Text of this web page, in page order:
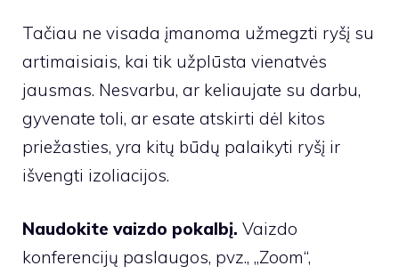
Tačiau ne visada įmanoma užmegzti ryšį su
artimaisiais, kai tik užplūsta vienatvės
jausmas. Nesvarbu, ar keliaujate su darbu,
gyvenate toli, ar esate atskirti dėl kitos
priežasties, yra kitų būdų palaikyti ryšį ir
išvengti izoliacijos.
Naudokite vaizdo pokalbį. Vaizdo
konferencijų paslaugos, pvz., „Zoom“,